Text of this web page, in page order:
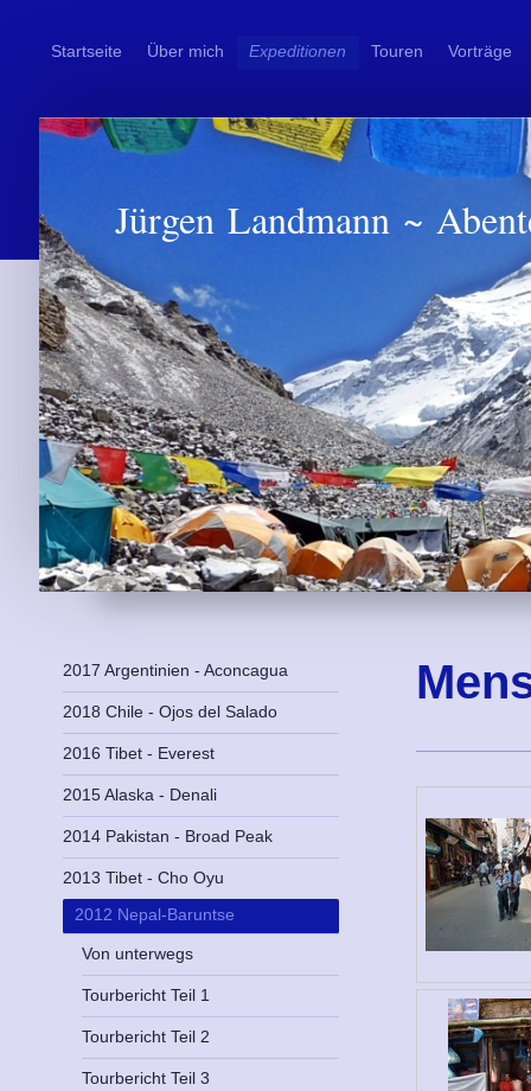
Startseite Über mich Expeditionen Touren Vorträge
Jürgen Landmann ~
2017 Argentinien - Aconcagua
2018 Chile - Ojos del Salado
2016 Tibet - Everest
2015 Alaska - Denali
2014 Pakistan - Broad Peak
2013 Tibet - Cho Oyu
2012 Nepal-Baruntse
Von unterwegs
Tourbericht Teil 1
Tourbericht Teil 2
Tourbericht Teil 3